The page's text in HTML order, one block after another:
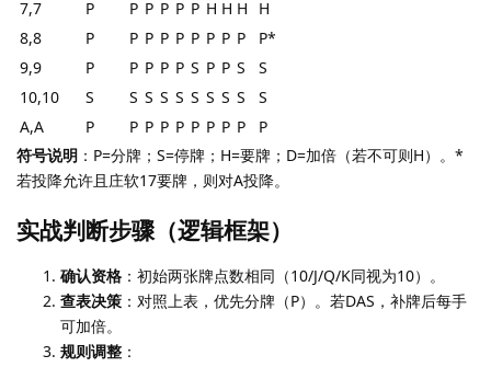
7,7
P P P P P P H H H
H
8,8
P P P P P P P P P
P*
9,9
P P P P P S P P S
S
10,10
S S S S S S S S S
S
A,A
P P P P P P P P P
P
符号说明 ：P=分牌；S=停牌；H=要牌；D=加倍（若不可则H）。*
若投降允许且庄软17要牌，则对A投降。
实战判断步骤（逻辑框架）
确认资格 ：初始两张牌点数相同（10/J/Q/K同视为10）。
查表决策 ：对照上表，优先分牌（P）。若DAS，补牌后每手
可加倍。
规则调整 ：